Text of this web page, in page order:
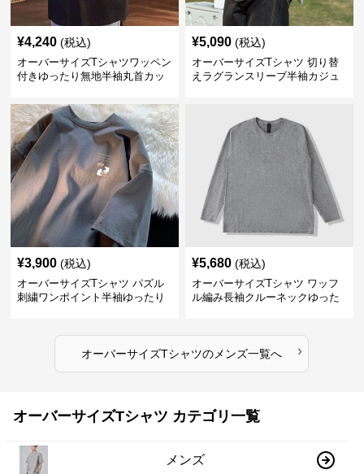
¥4,240 (税込)
オーバーサイズTシャツワッペン
付きゆったり無地半袖丸首カッ
¥5,090 (税込)
オーバーサイズTシャツ 切り替
えラグランスリーブ半袖カジュ
¥3,900 (税込)
オーバーサイズTシャツ パズル
刺繍ワンポイント半袖ゆったり
¥5,680 (税込)
オーバーサイズTシャツ ワッフ
ル編み長袖クルーネックゆった
オーバーサイズTシャツの メンズ一覧へ ›
オーバーサイズTシャツ カテゴリ一覧
メンズ